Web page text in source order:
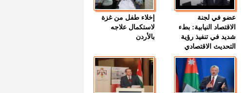
عضو في لجنة
الاقتصاد النيابية: بطء
شديد في تنفيذ رؤية
التحديث الاقتصادي
إخلاء طفل من غزة
لاستكمال علاجه
بالأردن